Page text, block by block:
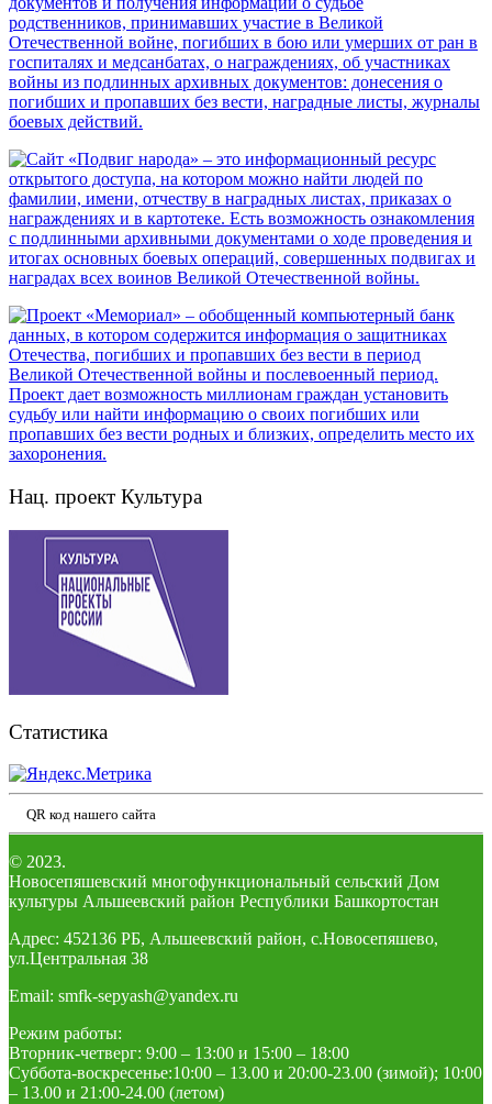
Нац. проект Культура
Статистика
QR код нашего сайта
© 2023.
Новосепяшевский многофункциональный сельский Дом
культуры Альшеевский район Республики Башкортостан
Адрес: 452136 РБ, Альшеевский район, с.Новосепяшево,
ул.Центральная 38
Email: smfk-sepyash@yandex.ru
Режим работы:
Вторник-четверг: 9:00 – 13:00 и 15:00 – 18:00
Суббота-воскресенье:10:00 – 13.00 и 20:00-23.00 (зимой); 10:00
– 13.00 и 21:00-24.00 (летом)